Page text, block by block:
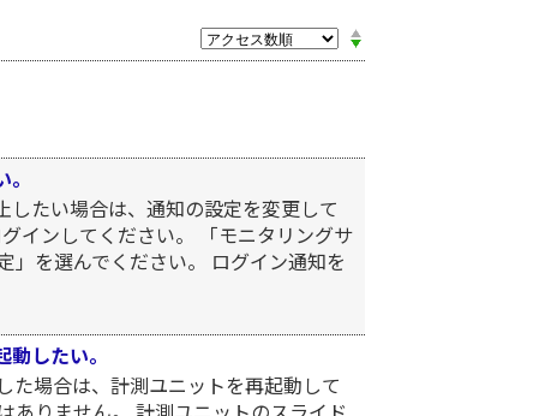
たい場合は、通知の設定を変更して
インしてください。 「モニタリングサ
」を選んでください。 ログイン通知を
したい。
た場合は、計測ユニットを再起動して